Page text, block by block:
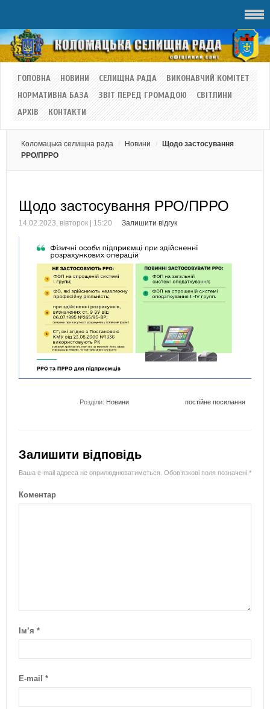
ГОЛОВНА НОВИНИ СЕЛИЩНА РАДА
ВИКОНАВЧИЙ КОМІТЕТ
НОРМАТИВНА БАЗА
ЗВІТ ПЕРЕД ГРОМАДОЮ
СВІТЛИНИ
АРХІВ
КОНТАКТИ
Коломацька селищна рада Новини
Щодо застосування
РРО/ПРРО
Щодо застосування РРО/ПРРО
14.02.2023, вівторок | 15:20 Залишити відгук
Розділи: Новини постійне посилання
Залишити відповідь
Ваша e-mail адреса не оприлюднюватиметься. Обов’язкові поля позначені *
Коментар
Ім’я *
E-mail *